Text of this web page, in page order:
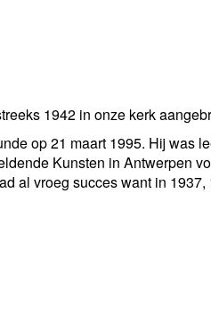
1942 in onze kerk
op 21 maart 1995. Hij was
Kunsten in Antwerpen
al vroeg succes want in